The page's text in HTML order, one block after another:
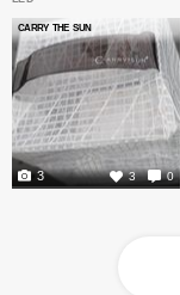
CARRY THE SUN
3 0
3